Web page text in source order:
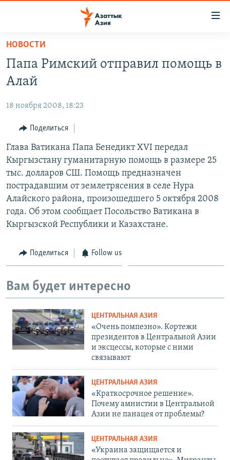
Вернуться
основному
содержанию
навигации
Вернутся
поиску
УЗБЕКИСТАН
ТАДЖИКИСТАН
НА ДРУГИХ ЯЗЫКАХ
ҚАЗАҚША
КЫРГЫЗЧА
ЎЗБЕКЧА
ТОҶИКӢ
TÜRKMENÇE
Все сайты РСЕ/РС
НОВОСТИ
Папа Римский отправил помощь в
Алай
18 ноября 2008, 18:23
Поделиться
Глава Ватикана Папа Бенедикт XVI передал
Кыргызстану гуманитарную помощь в размере 25
тыс. долларов СШ. Помощь предназначен
пострадавшим от землетрясения в селе Нура
Алайского района, произошедшего 5 октября 2008
года. Об этом сообщает Посольство Ватикана в
Кыргызской Республики и Казахстане.
Поделиться Follow us
Вам будет интересно
ЦЕНТРАЛЬНАЯ АЗИЯ
«Очень помпезно». Кортежи
президентов в Центральной Азии
и эксцессы, которые с ними
связывают
ЦЕНТРАЛЬНАЯ АЗИЯ
«Краткосрочное решение».
Почему амнистии в Центральной
Азии не панацея от проблемы?
ЦЕНТРАЛЬНАЯ АЗИЯ
«Украина защищается и